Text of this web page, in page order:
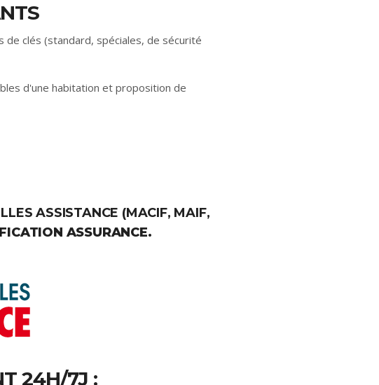
de clés (standard, spéciales, de sécurité
d'une habitation et proposition de
ASSISTANCE (MACIF, MAIF,
ASSURANCE.
24H/7J :